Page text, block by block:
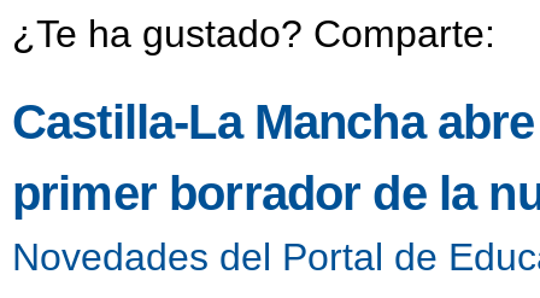
¿Te ha gustado? Comparte:
Castilla-La Mancha
primer borrador de la
Novedades del Portal de